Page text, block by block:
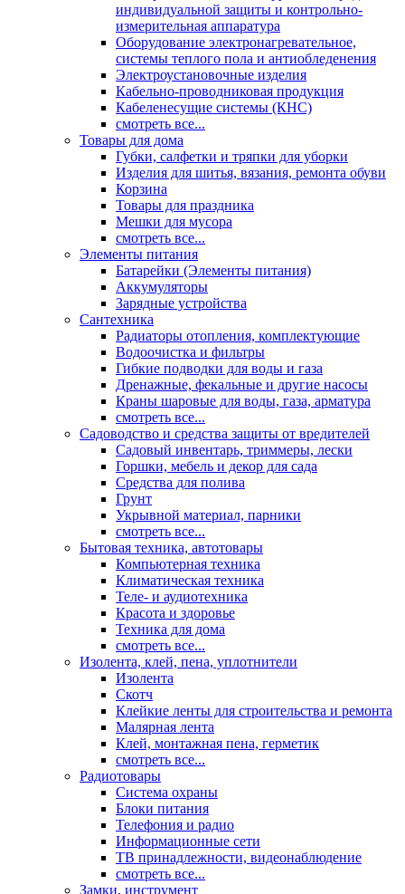
индивидуальной защиты и контрольно-
измерительная аппаратура
Оборудование электронагревательное,
системы теплого пола и антиобледенения
Электроустановочные изделия
Кабельно-проводниковая продукция
Кабеленесущие системы (КНС)
смотреть все...
Товары для дома
Губки, салфетки и тряпки для уборки
Изделия для шитья, вязания, ремонта обуви
Корзина
Товары для праздника
Мешки для мусора
смотреть все...
Элементы питания
Батарейки (Элементы питания)
Аккумуляторы
Зарядные устройства
Сантехника
Радиаторы отопления, комплектующие
Водоочистка и фильтры
Гибкие подводки для воды и газа
Дренажные, фекальные и другие насосы
Краны шаровые для воды, газа, арматура
смотреть все...
Садоводство и средства защиты от вредителей
Садовый инвентарь, триммеры, лески
Горшки, мебель и декор для сада
Средства для полива
Грунт
Укрывной материал, парники
смотреть все...
Бытовая техника, автотовары
Компьютерная техника
Климатическая техника
Теле- и аудиотехника
Красота и здоровье
Техника для дома
смотреть все...
Изолента, клей, пена, уплотнители
Изолента
Скотч
Клейкие ленты для строительства и ремонта
Малярная лента
Клей, монтажная пена, герметик
смотреть все...
Радиотовары
Система охраны
Блоки питания
Телефония и радио
Информационные сети
ТВ принадлежности, видеонаблюдение
смотреть все...
Замки, инструмент